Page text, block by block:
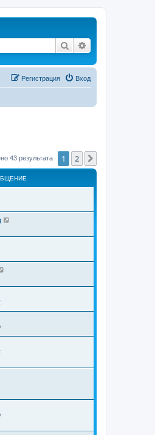
Поиск
Вход
Регистрация
43 результата 1 2